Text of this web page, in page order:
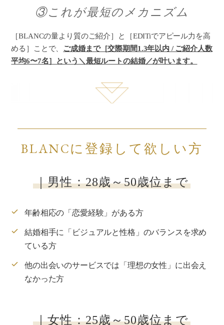
③これが最短のメカニズム
［BLANCの量より質のご紹介］と［EDITiでアピール力を高
める］ことで、 ご成婚まで［交際期間1.3年以内 / ご紹介人数
平均6〜7名］という＼最短ルートの結婚／が叶います。
BLANCに登録して欲しい方